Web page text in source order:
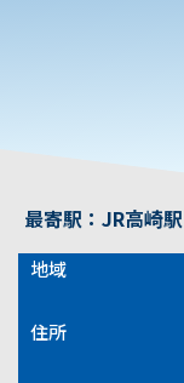
最寄駅：JR高崎駅
地域
住所